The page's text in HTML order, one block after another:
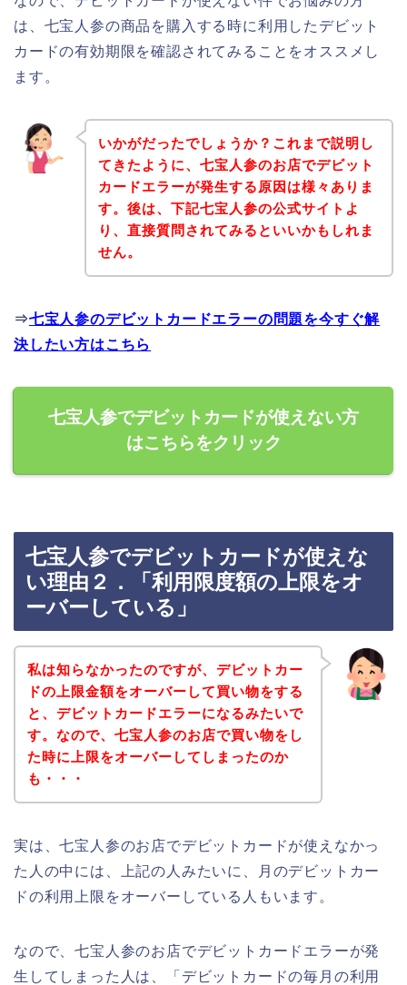
は、七宝人参の商品を購入する時に利用したデビット
カードの有効期限を確認されてみることをオススメし
ます。
いかがだったでしょうか？これまで説明し
てきたように、七宝人参のお店でデビット
カードエラーが発生する原因は様々ありま
す。後は、下記七宝人参の公式サイトよ
り、直接質問されてみるといいかもしれま
せん。
⇒七宝人参のデビットカードエラーの問題を今すぐ解
決したい方はこちら
七宝人参でデビットカードが使えない方
はこちらをクリック
七宝人参でデビットカードが使えな
い理由２．「利用限度額の上限をオ
ーバーしている」
私は知らなかったのですが、デビットカー
ドの上限金額をオーバーして買い物をする
と、デビットカードエラーになるみたいで
す。なので、七宝人参のお店で買い物をし
た時に上限をオーバーしてしまったのか
も・・・
実は、七宝人参のお店でデビットカードが使えなかっ
た人の中には、上記の人みたいに、月のデビットカー
ドの利用上限をオーバーしている人もいます。
なので、七宝人参のお店でデビットカードエラーが発
生してしまった人は、「デビットカードの毎月の利用